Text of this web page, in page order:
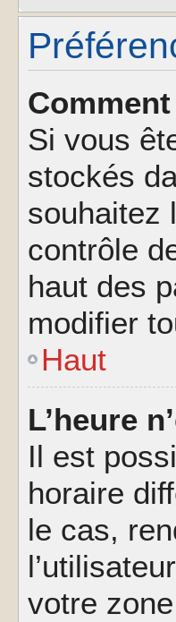
Si vous
stockés
souhaitez
contrôle
haut des
modifier
Haut
L’heure
Il est
horaire
le cas,
votre